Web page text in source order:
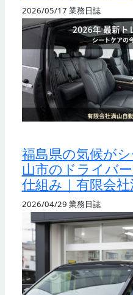
2026/05/17 業務日誌
福島県の気候が
山市のドライバ
仕組み｜有限会
2026/04/29 業務日誌